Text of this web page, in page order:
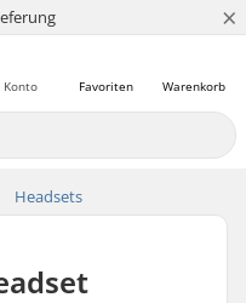
×
Warenkorb
Favoriten
Konto
Headsets